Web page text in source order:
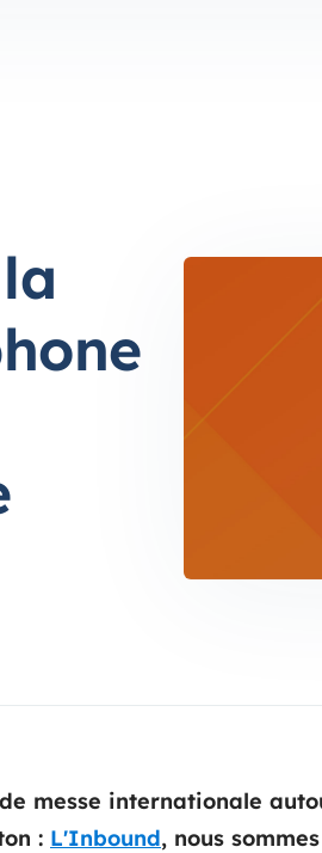
messe internationale
: L'Inbound, nous